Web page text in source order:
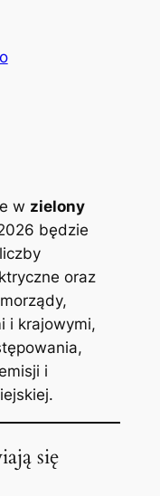
w zielony
będzie
oraz
i krajowymi,
i
się